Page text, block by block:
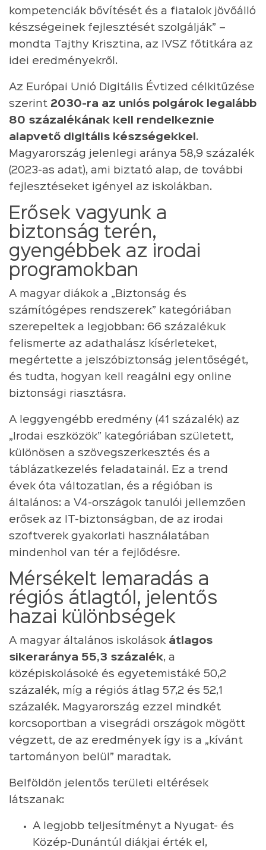
kompetenciák bővítését és a fiatalok jövőálló
készségeinek fejlesztését szolgálják” –
mondta Tajthy Krisztina, az IVSZ főtitkára az
idei eredményekről.
Az Európai Unió Digitális Évtized célkitűzése
szerint 2030-ra az uniós polgárok legalább
80 százalékának kell rendelkeznie
alapvető digitális készségekkel .
Magyarország jelenlegi aránya 58,9 százalék
(2023-as adat), ami biztató alap, de további
fejlesztéseket igényel az iskolákban.
Erősek vagyunk a
biztonság terén,
gyengébbek az irodai
programokban
A magyar diákok a „Biztonság és
számítógépes rendszerek” kategóriában
szerepeltek a legjobban: 66 százalékuk
felismerte az adathalász kísérleteket,
megértette a jelszóbiztonság jelentőségét,
és tudta, hogyan kell reagálni egy online
biztonsági riasztásra.
A leggyengébb eredmény (41 százalék) az
„Irodai eszközök” kategóriában született,
különösen a szövegszerkesztés és a
táblázatkezelés feladatainál. Ez a trend
évek óta változatlan, és a régióban is
általános: a V4-országok tanulói jellemzően
erősek az IT-biztonságban, de az irodai
szoftverek gyakorlati használatában
mindenhol van tér a fejlődésre.
Mérsékelt lemaradás a
régiós átlagtól, jelentős
hazai különbségek
A magyar általános iskolások átlagos
sikeraránya 55,3 százalék, a
középiskolásoké és egyetemistáké 50,2
százalék, míg a régiós átlag 57,2 és 52,1
százalék. Magyarország ezzel mindkét
korcsoportban a visegrádi országok mögött
végzett, de az eredmények így is a „kívánt
tartományon belül” maradtak.
Belföldön jelentős területi eltérések
látszanak:
A legjobb teljesítményt a Nyugat- és
Közép-Dunántúl diákjai érték el,